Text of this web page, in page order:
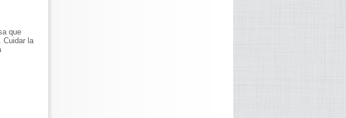
que
Cuidar la